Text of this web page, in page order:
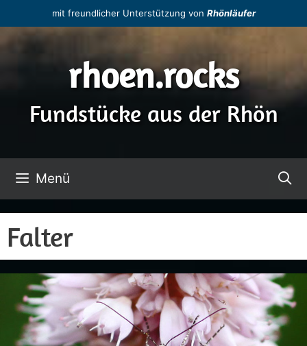
Inhalt
springen
mit freundlicher Unterstützung von Rhönläufer
rhoen.rocks
Fundstücke aus der Rhön
Menü
Falter